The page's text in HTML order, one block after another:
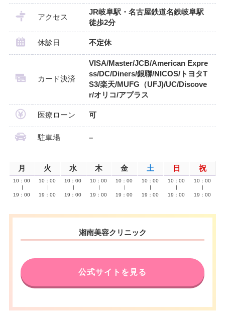
アクセス
JR岐阜駅・名古屋鉄道名鉄岐阜駅
徒歩2分
休診日 不定休
カード決済
VISA/Master/JCB/American Expre
ss/DC/Diners/銀聯/NICOS/トヨタT
S3/楽天/MUFG（UFJ)/UC/Discove
r/オリコ/アプラス
医療ローン 可
駐車場 –
月 火 水 木 金 土 日 祝
10：00
19：00
10：00
19：00
10：00
19：00
10：00
19：00
10：00
19：00
10：00
19：00
10：00
19：00
10：00
19：00
湘南美容クリニック
公式サイトを見る